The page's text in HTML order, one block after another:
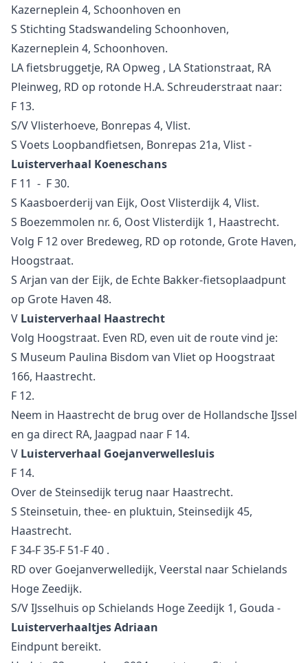
Kazerneplein 4, Schoonhoven en
S Stichting Stadswandeling Schoonhoven,
Kazerneplein 4, Schoonhoven.
LA fietsbruggetje, RA Opweg , LA Stationstraat, RA
Pleinweg, RD op rotonde H.A. Schreuderstraat naar:
F 13.
S/V Vlisterhoeve, Bonrepas 4, Vlist.
S Voets Loopbandfietsen, Bonrepas 21a, Vlist -
Luisterverhaal Koeneschans
F 11 - F 30.
S Kaasboerderij van Eijk, Oost Vlisterdijk 4, Vlist.
S Boezemmolen nr. 6, Oost Vlisterdijk 1, Haastrecht.
Volg F 12 over Bredeweg, RD op rotonde, Grote Haven,
Hoogstraat.
S Arjan van der Eijk, de Echte Bakker-fietsoplaadpunt
op Grote Haven 48.
V Luisterverhaal Haastrecht
Volg Hoogstraat. Even RD, even uit de route vind je:
S Museum Paulina Bisdom van Vliet op Hoogstraat
166, Haastrecht.
F 12.
Neem in Haastrecht de brug over de Hollandsche IJssel
en ga direct RA, Jaagpad naar F 14.
V Luisterverhaal Goejanverwellesluis
F 14.
Over de Steinsedijk terug naar Haastrecht.
S Steinsetuin, thee- en pluktuin, Steinsedijk 45,
Haastrecht.
F 34-F 35-F 51-F 40 .
RD over Goejanverwelledijk, Veerstal naar Schielands
Hoge Zeedijk.
S/V IJsselhuis op Schielands Hoge Zeedijk 1, Gouda -
Luisterverhaaltjes Adriaan
Eindpunt bereikt.